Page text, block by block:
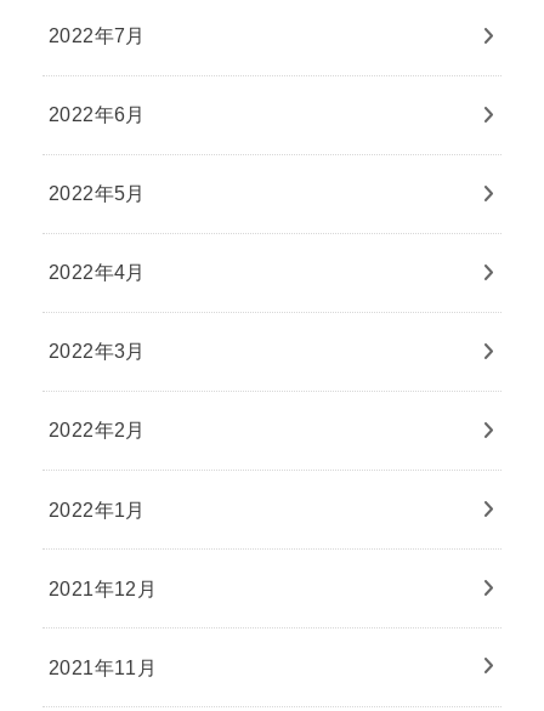
2022年7月
2022年6月
2022年5月
2022年4月
2022年3月
2022年2月
2022年1月
2021年12月
2021年11月